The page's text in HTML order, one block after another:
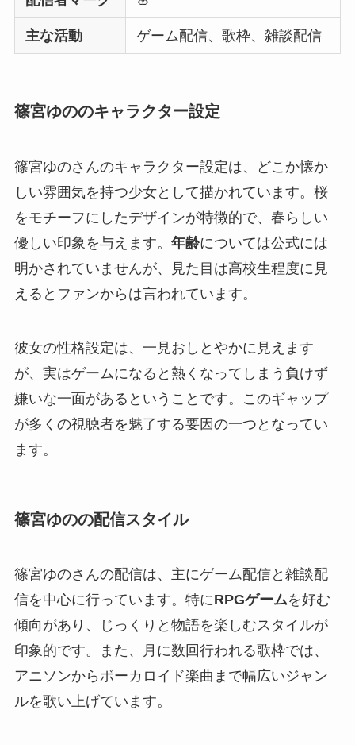
主な活動 ゲーム配信、歌枠、雑談配信
篠宮ゆののキャラクター設定
篠宮ゆのさんのキャラクター設定は、どこか懐か
しい雰囲気を持つ少女として描かれています。桜
をモチーフにしたデザインが特徴的で、春らしい
優しい印象を与えます。 年齢については公式には
明かされていませんが、見た目は高校生程度に見
えるとファンからは言われています。
彼女の性格設定は、一見おしとやかに見えます
が、実はゲームになると熱くなってしまう負けず
嫌いな一面があるということです。このギャップ
が多くの視聴者を魅了する要因の一つとなってい
ます。
篠宮ゆのの配信スタイル
篠宮ゆのさんの配信は、主にゲーム配信と雑談配
信を中心に行っています。特にRPGゲームを好む
傾向があり、じっくりと物語を楽しむスタイルが
印象的です。また、月に数回行われる歌枠では、
アニソンからボーカロイド楽曲まで幅広いジャン
ルを歌い上げています。